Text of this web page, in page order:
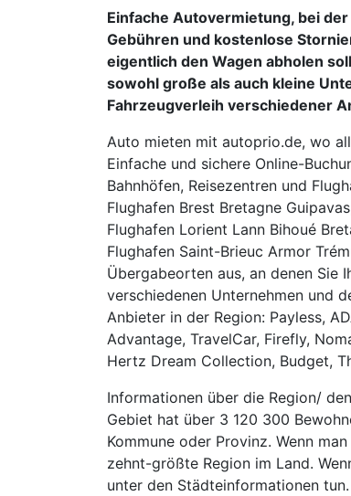
Einfache Autovermietung, bei
Gebühren und kostenlose
eigentlich den Wagen abholen
sowohl große als auch kleine
Fahrzeugverleih verschiedener
Auto mieten mit autoprio.de, wo
Einfache und sichere Online-
Bahnhöfen, Reisezentren und
Flughafen Brest Bretagne
Flughafen Lorient Lann Bihoué
Flughafen Saint-Brieuc Armor
Übergabeorten aus, an denen Sie
verschiedenen Unternehmen und
Anbieter in der Region: Payless,
Advantage, TravelCar, Firefly,
Hertz Dream Collection, Budget,
Informationen über die Region/
Gebiet hat über 3 120 300
Kommune oder Provinz. Wenn
zehnt-größte Region im Land.
unter den Städteinformationen